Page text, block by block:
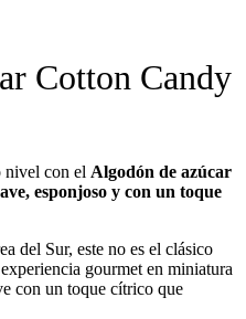
Cotton Candy
nivel con el Algodón de azúcar
esponjoso y con un toque
del Sur, este no es el clásico
gourmet en miniatura
con un toque cítrico que